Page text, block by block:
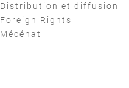
Distribution et diffusion
Foreign Rights
Mécénat